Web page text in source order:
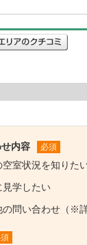
内容 必須
空室状況を知りた
見学したい
の問い合わせ（※